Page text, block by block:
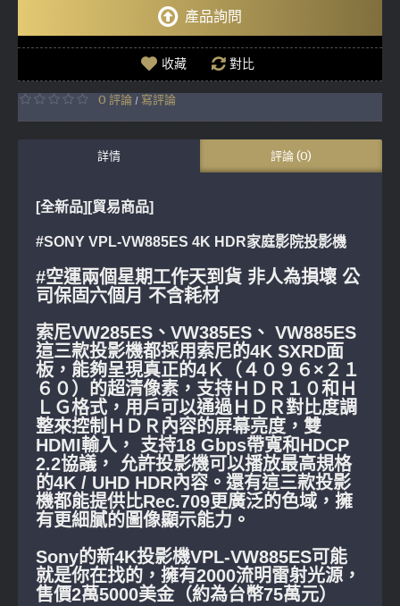
產品詢問
收藏 對比
0 評論 / 寫評論
詳情 評論 (0)
[全新品][貿易商品]
#SONY VPL-VW885ES 4K HDR家庭影院投影機
#空運兩個星期工作天到貨 非人為損壞 公
司保固六個月 不含耗材
索尼VW285ES、VW385ES、 VW885ES
這三款投影機都採用索尼的4K SXRD面
板，能夠呈現真正的4Ｋ（４０９６×２１
６０）的超清像素，支持ＨＤＲ１０和Ｈ
ＬＧ格式，用戶可以通過ＨＤＲ對比度調
整來控制ＨＤＲ內容的屏幕亮度，雙
HDMI輸入， 支持18 Gbps帶寬和HDCP
2.2協議， 允許投影機可以播放最高規格
的4K / UHD HDR內容。還有這三款投影
機都能提供比Rec.709更廣泛的色域，擁
有更細膩的圖像顯示能力。
Sony的新4K投影機VPL-VW885ES可能
就是你在找的，擁有2000流明雷射光源，
售價2萬5000美金（約為台幣75萬元）